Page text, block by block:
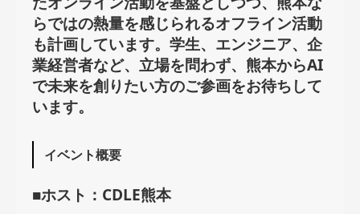
らではの熱量を感じられるオフライン活動
も計画しています。学生、エンジニア、企
業経営者など、立場を問わず、熊本からAI
で未来を創りたい方のご参画をお待ちして
います。
イベント概要
■ホスト： CDLE熊本